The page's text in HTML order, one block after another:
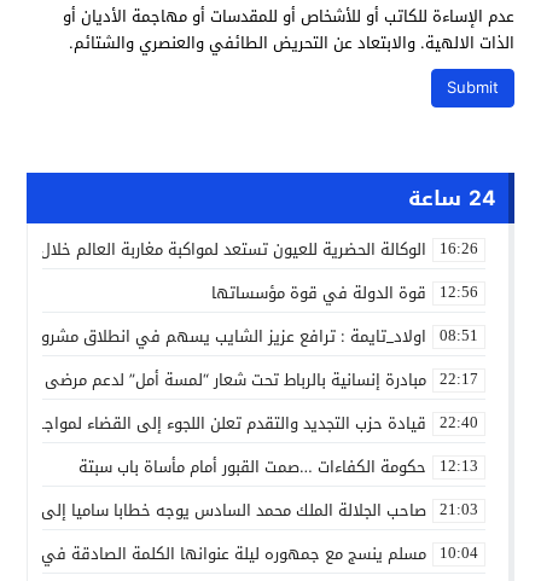
عدم الإساءة للكاتب أو للأشخاص أو للمقدسات أو مهاجمة الأديان أو
الذات الالهية. والابتعاد عن التحريض الطائفي والعنصري والشتائم.
24 ساعة
16:26 الوكالة الحضرية للعيون تستعد لمواكبة مغاربة العالم خلال
12:56 قوة الدولة في قوة مؤسساتها
08:51 اولاد_تايمة : ترافع عزيز الشايب يسهم في انطلاق مشروع
22:17 مبادرة إنسانية بالرباط تحت شعار “لمسة أمل” لدعم مرضى
22:40 قيادة حزب التجديد والتقدم تعلن اللجوء إلى القضاء لمواجهة
12:13 حكومة الكفاءات …صمت القبور أمام مأساة باب سبتة
21:03 صاحب الجلالة الملك محمد السادس يوجه خطابا ساميا إلى
10:04 مسلم ينسج مع جمهوره ليلة عنوانها الكلمة الصادقة في